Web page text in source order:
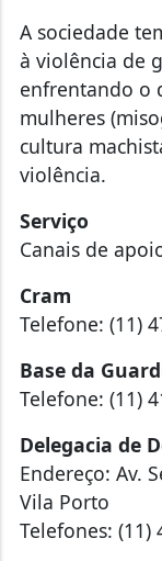
A sociedade
à violência de
enfrentando o
mulheres
cultura
violência.
Serviço
Canais de
Cram
Telefone: (11)
Base da
Telefone: (11)
Delegacia de
Endereço: Av.
Vila Porto
Telefones: (11)